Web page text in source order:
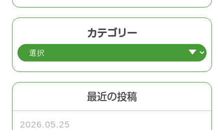
カ
イ
カテゴリー
最近の投稿
2026.05.25